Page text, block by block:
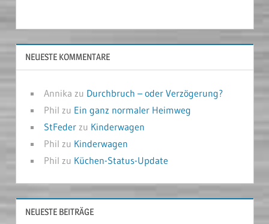
NEUESTE KOMMENTARE
Annika zu Durchbruch – oder Verzögerung?
Phil zu Ein ganz normaler Heimweg
StFederzu Kinderwagen
Phil zu Kinderwagen
Phil zu Küchen-Status-Update
NEUESTE BEITRÄGE